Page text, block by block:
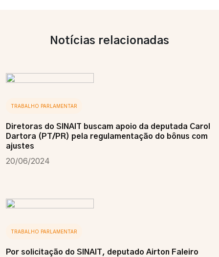
Notícias relacionadas
TRABALHO PARLAMENTAR
Diretoras do SINAIT buscam apoio da deputada Carol
Dartora (PT/PR) pela regulamentação do bônus com
ajustes
20/06/2024
TRABALHO PARLAMENTAR
Por solicitação do SINAIT, deputado Airton Faleiro